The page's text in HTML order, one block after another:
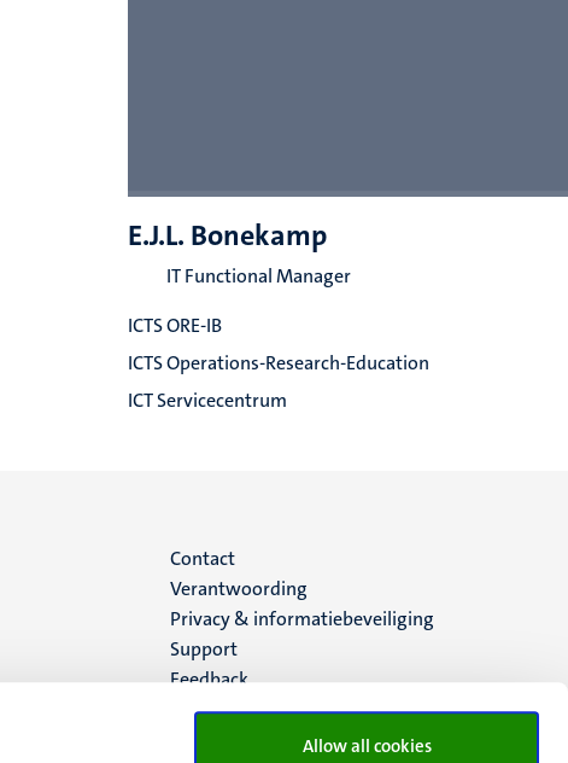
Allow all cookies
E.J.L. Bonekamp
IT Functional Manager
ICTS ORE-IB
ICTS Operations-Research-Education
ICT Servicecentrum
Menu
footer
(NL)
Contact
Verantwoording
Privacy & informatiebeveiliging
Support
Feedback